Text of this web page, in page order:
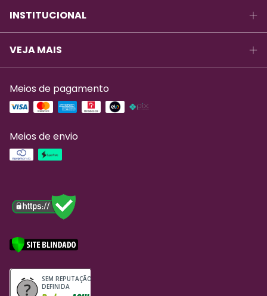
INSTITUCIONAL
VEJA MAIS
Meios de pagamento
Meios de envio
SEM REPUTAÇÃO
DEFINIDA